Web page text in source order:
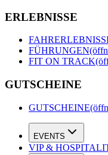
ERLEBNISSE
FÜHRUNGEN
FIT ON TRACK
GUTSCHEINE
GUTSCHEINE
EVENTS
VIP &